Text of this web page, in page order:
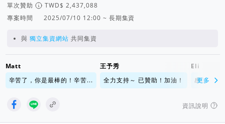
單次贊助
專案時間
2025/07/10 12:00 ~ 長期集資
與 獨立集資網站 共同集資
Matt
辛苦了，你是最棒的！辛苦...
王予秀
全力支持～ 已贊助！加油！
Eli
感謝 祝福
更多
資訊說明